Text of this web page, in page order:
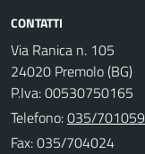
CONTATTI
Via Ranica n. 105
24020 Premolo (BG)
P.Iva: 00530750165
Telefono:035/701059
Fax: 035/704024